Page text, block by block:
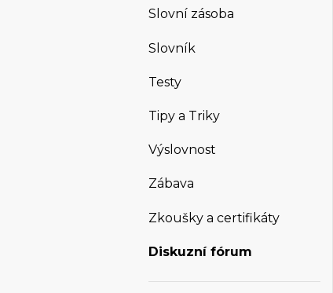
Slovní zásoba
Slovník
Testy
Tipy a Triky
Výslovnost
Zábava
Zkoušky a certifikáty
Diskuzní fórum